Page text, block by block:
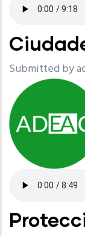
Submitted by